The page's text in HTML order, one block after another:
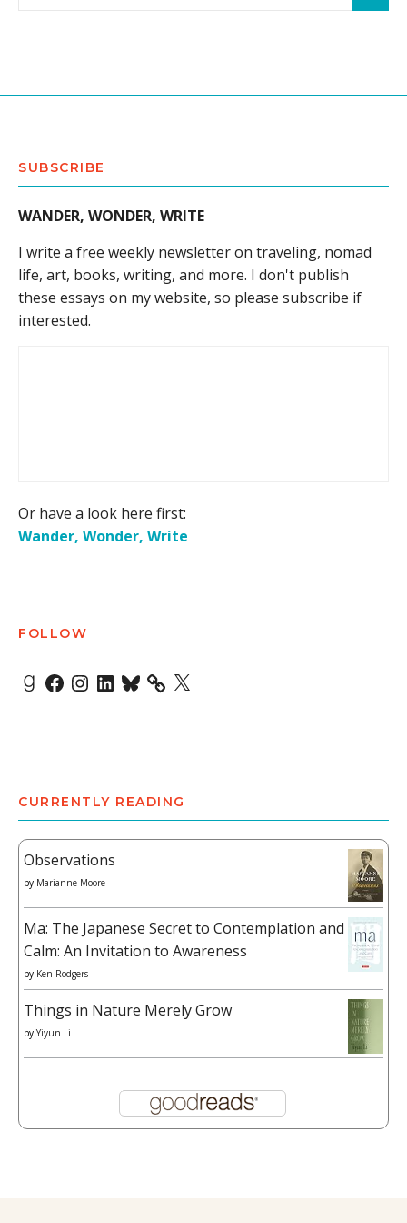
SUBSCRIBE
WANDER, WONDER, WRITE
I write a free weekly newsletter on traveling, nomad
life, art, books, writing, and more. I don't publish
these essays on my website, so please subscribe if
interested.
Or have a look here first:
Wander, Wonder, Write
FOLLOW
Goodreads
Facebook
Instagram
LinkedIn
Bluesky X
CURRENTLY READING
Observations
by Marianne Moore
Ma: The Japanese Secret to Contemplation and
Calm: An Invitation to Awareness
by Ken Rodgers
Things in Nature Merely Grow
by Yiyun Li